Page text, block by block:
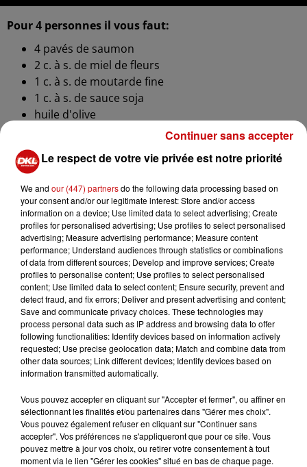
Pour 4 personnes il vous faut:
4 pavés de saumon
2 c. à s. de miel de fleurs
1 c. à s. de moutarde fine
1 c. à s. de sauce soja
huile d'olive
Mélanger tous les ingrédients de la marinade dans
peu d’huile d’olive.
Enrober les pavés de saumon puis les laisser au
réfrigérateur pendant 15 minutes.
Disposer les pavés de saumon dans la cuve du air
fryer sur un papier cuisson puis enfourner 13 à 15
minutes à 180°C. Ou la même chose dans une
poêle avec de l'huile, mais ne pas oublier de
surveiller et retourner régulièrement.
Servir les pavés de saumon avec des légumes
sautés par exemple !
LES AUTRES ACTUALITÉS
31 juillet 2026
Mulhouse : un homme condamné à
trois mois de prison avec sursis...
Le respect de votre vie privée est notre priorité
We and our (447) partnersdo the following data processing based on
your consent and/or our legitimate interest: Store and/or access
information on a device; Use limited data to select advertising; Create
profiles for personalised advertising; Use profiles to select personalised
advertising; Measure advertising performance; Measure content
performance; Understand audiences through statistics or combinations
of data from different sources; Develop and improve services; Create
profiles to personalise content; Use profiles to select personalised
content; Use limited data to select content; Ensure security, prevent and
detect fraud, and fix errors; Deliver and present advertising and content;
Save and communicate privacy choices. These technologies may
process personal data such as IP address and browsing data to offer
following functionalities: Identify devices based on information actively
requested; Use precise geolocation data; Match and combine data from
other data sources; Link different devices; Identify devices based on
information transmitted automatically.
Vous pouvez accepter en cliquant sur "Accepter et fermer", ou affiner en
sélectionnant les finalités et/ou partenaires dans "Gérer mes choix".
Vous pouvez également refuser en cliquant sur "Continuer sans
accepter". Vos préférences ne s'appliqueront que pour ce site. Vous
pouvez mettre à jour vos choix, ou retirer votre consentement à tout
moment via le lien "Gérer les cookies" situé en bas de chaque page.
Continuer sans accepter